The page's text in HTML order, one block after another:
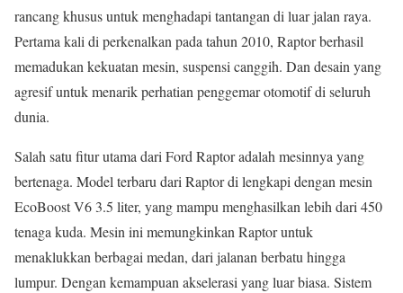
rancang khusus untuk menghadapi tantangan di luar jalan raya.
Pertama kali di perkenalkan pada tahun 2010, Raptor berhasil
memadukan kekuatan mesin, suspensi canggih. Dan desain yang
agresif untuk menarik perhatian penggemar otomotif di seluruh
dunia.
Salah satu fitur utama dari Ford Raptor adalah mesinnya yang
bertenaga. Model terbaru dari Raptor di lengkapi dengan mesin
EcoBoost V6 3.5 liter, yang mampu menghasilkan lebih dari 450
tenaga kuda. Mesin ini memungkinkan Raptor untuk
menaklukkan berbagai medan, dari jalanan berbatu hingga
lumpur. Dengan kemampuan akselerasi yang luar biasa. Sistem